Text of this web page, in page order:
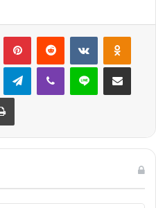
PinterestReddit VKontakte
TelegramViber Line E-Posta ile
Yazdır